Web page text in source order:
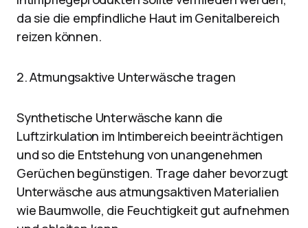
da sie die empfindliche Haut im Genitalbereich
reizen können.
2. Atmungsaktive Unterwäsche tragen
Synthetische Unterwäsche kann die
Luftzirkulation im Intimbereich beeinträchtigen
und so die Entstehung von unangenehmen
Gerüchen begünstigen. Trage daher bevorzugt
Unterwäsche aus atmungsaktiven Materialien
wie Baumwolle, die Feuchtigkeit gut aufnehmen